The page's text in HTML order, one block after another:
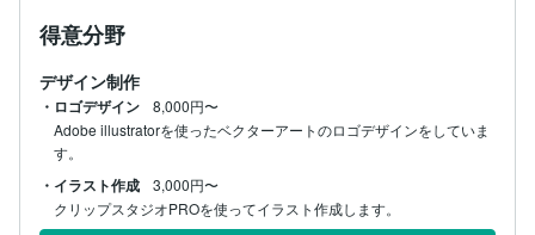
得意分野
デザイン制作
・ロゴデザイン
8,000円〜
Adobe illustratorを使ったベクターアートのロゴデザインをしていま
す。
・イラスト作成
3,000円〜
クリップスタジオPROを使ってイラスト作成します。